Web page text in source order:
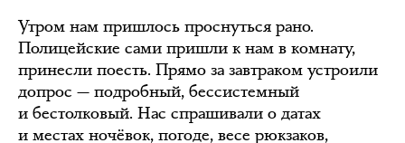
Утром нам пришлось проснуться рано.
Полицейские сами пришли к нам в комнату,
принесли поесть. Прямо за завтраком устроили
допрос — подробный, бессистемный
и бестолковый. Нас спрашивали о датах
и местах ночёвок, погоде, весе рюкзаков,